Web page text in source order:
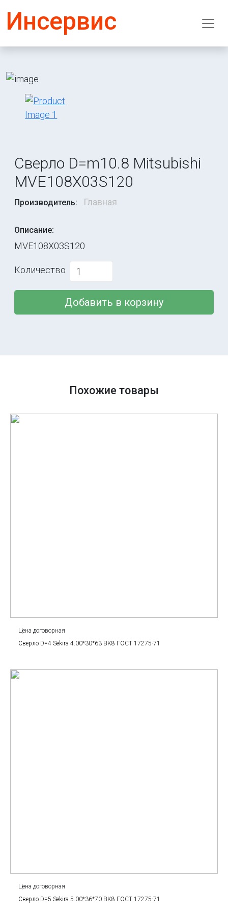
Инсервис
Сверло D=m10.8 Mitsubishi
MVE108X03S120
Производитель: Главная
Описание:
MVE108X03S120
Количество
Добавить в корзину
Похожие товары
Цена договорная
Сверло D=4 Sekira 4.00*30*63 BK8 ГОСТ 17275-71
Цена договорная
Сверло D=5 Sekira 5.00*36*70 BK8 ГОСТ 17275-71